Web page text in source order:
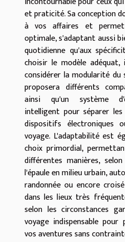
et praticité. Sa conception
à vos affaires et
optimale, s'adaptant aussi
quotidienne qu'aux
choisir le modèle
considérer la modularité du
proposera différents
ainsi qu'un système
intelligent pour séparer
dispositifs électroniques
voyage. L'adaptabilité est
choix primordial,
différentes manières,
l'épaule en milieu urbain,
randonnée ou encore
dans les lieux très
selon les circonstances
voyage indispensable
vos aventures sans